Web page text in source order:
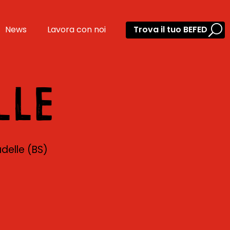
News Lavora con noi Trova il tuo BEFED
(BS)